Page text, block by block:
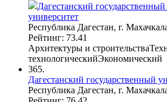
Дагестанский
университет
Республика Дагестан, г.
Рейтинг: 73.41
Архитектуры и строительства
технологическийЭкономический
365.
Дагестанский государственный
Республика Дагестан, г.